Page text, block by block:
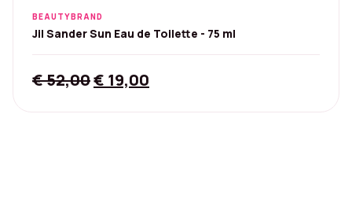
BEAUTYBRAND
Jil Sander Sun Eau de Toilette - 75 ml
€52,00Original
€ 19,00